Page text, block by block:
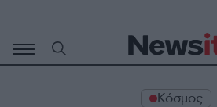
περιεχόμενο
Κόσμος